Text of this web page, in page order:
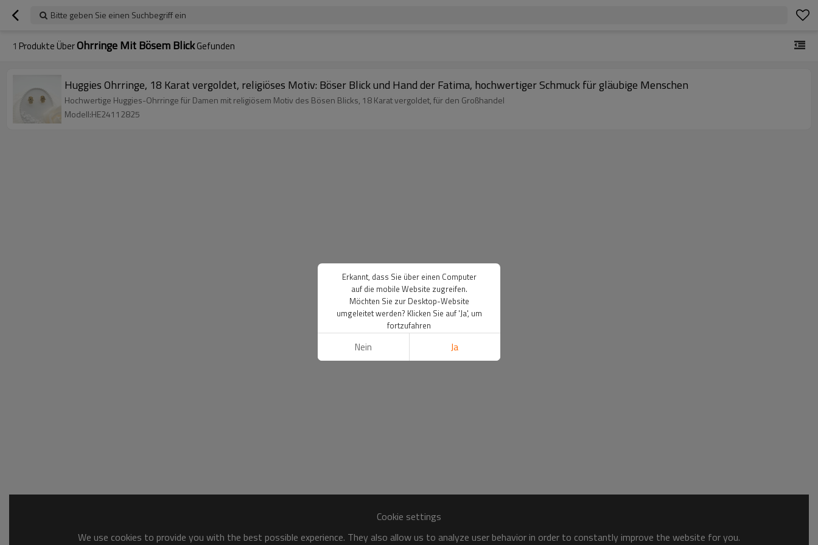
Bitte geben Sie einen Suchbegriff ein
1 Produkte ÜberOhrringe Mit Bösem BlickGefunden
Huggies Ohrringe, 18 Karat vergoldet, religiöses Motiv: Böser Blick und Hand der Fatima, hochwertiger Schmuck für gläubige Menschen
Hochwertige Huggies-Ohrringe für Damen mit religiösem Motiv des Bösen Blicks, 18 Karat vergoldet, für den Großhandel
Modell:HE24112825
Cookie settings
We use cookies to provide you with the best possible experience. They also allow us to analyze user behavior in order to constantly improve the website for you.
Erkannt, dass Sie über einen Computer
auf die mobile Website zugreifen.
Möchten Sie zur Desktop-Website
umgeleitet werden? Klicken Sie auf 'Ja', um
fortzufahren
Nein Ja